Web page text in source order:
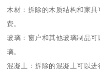
木材：拆除的木质结构和家
费。
玻璃：窗户和其他玻璃制品
璃。
混凝土：拆除的混凝土可以